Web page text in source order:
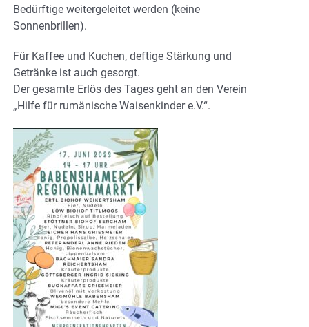
Bedürftige weitergeleitet werden (keine
Sonnenbrillen).
Für Kaffee und Kuchen, deftige Stärkung und
Getränke ist auch gesorgt.
Der gesamte Erlös des Tages geht an den Verein
„Hilfe für rumänische Waisenkinder e.V.“.